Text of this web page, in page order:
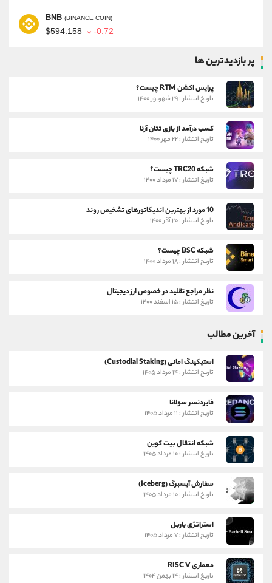
BNB (BINANCE COIN)
$594.158 -0.72
پر بازدیدترین ها
پرایس اکشن RTM چیست؟
تاریخ انتشار : ۲۹ شهریور ۱۴۰۰
کسب درآمد از بازی تتان آرنا
تاریخ انتشار : ۲۲ مهر ۱۴۰۰
شبکه TRC20 چیست؟
تاریخ انتشار : ۱۷ مرداد ۱۴۰۰
10 مورد از بهترین اندیکاتورهای تشخیص روند
تاریخ انتشار : ۲۰ آذر ۱۴۰۰
شبکه BSC چیست؟
تاریخ انتشار : ۱۸ مرداد ۱۴۰۰
نظر مراجع تقلید در خصوص ارز دیجیتال
تاریخ انتشار : ۱۵ اسفند ۱۴۰۰
آخرین مطالب
استیکینگ امانی (Custodial Staking)
تاریخ انتشار : ۱۴ مرداد ۱۴۰۵
فایردنسر سولانا
تاریخ انتشار : ۱۱ مرداد ۱۴۰۵
شبکه انتقال بیت کوین
تاریخ انتشار : ۱۰ مرداد ۱۴۰۵
سفارش آیسبرگ (Iceberg)
تاریخ انتشار : ۱۰ مرداد ۱۴۰۵
استراتژی باربل
تاریخ انتشار : ۷ مرداد ۱۴۰۵
معماری RISC V
تاریخ انتشار : ۱۴ بهمن ۱۴۰۴